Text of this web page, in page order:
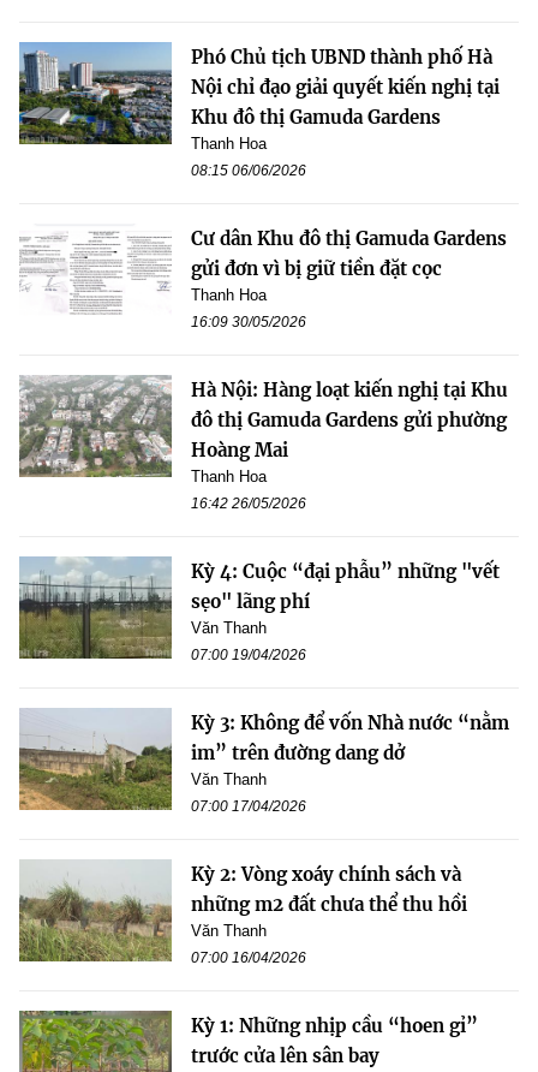
Phó Chủ tịch UBND thành phố Hà
Nội chỉ đạo giải quyết kiến nghị tại
Khu đô thị Gamuda Gardens
Thanh Hoa
08:15 06/06/2026
Cư dân Khu đô thị Gamuda Gardens
gửi đơn vì bị giữ tiền đặt cọc
Thanh Hoa
16:09 30/05/2026
Hà Nội: Hàng loạt kiến nghị tại Khu
đô thị Gamuda Gardens gửi phường
Hoàng Mai
Thanh Hoa
16:42 26/05/2026
Kỳ 4: Cuộc “đại phẫu” những "vết
sẹo" lãng phí
Văn Thanh
07:00 19/04/2026
Kỳ 3: Không để vốn Nhà nước “nằm
im” trên đường dang dở
Văn Thanh
07:00 17/04/2026
Kỳ 2: Vòng xoáy chính sách và
những m2 đất chưa thể thu hồi
Văn Thanh
07:00 16/04/2026
Kỳ 1: Những nhịp cầu “hoen gỉ”
trước cửa lên sân bay